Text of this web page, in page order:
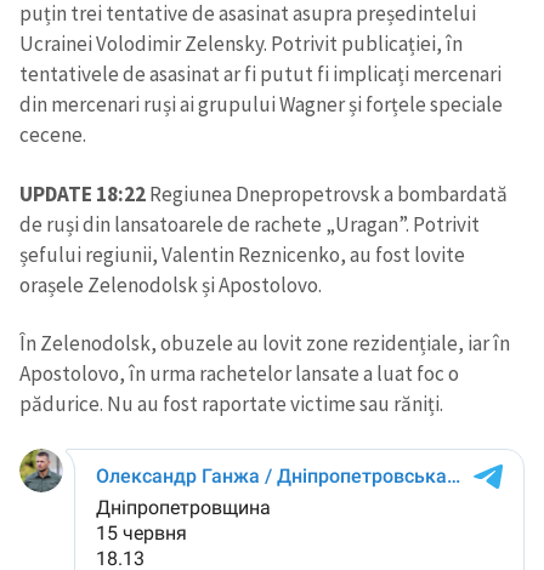
puțin trei tentative de asasinat asupra președintelui
Ucrainei Volodimir Zelensky. Potrivit publicației, în
tentativele de asasinat ar fi putut fi implicați mercenari
din mercenari ruși ai grupului Wagner și forțele speciale
cecene.
UPDATE 18:22Regiunea Dnepropetrovsk a bombardată
de ruși din lansatoarele de rachete „Uragan”. Potrivit
șefului regiunii, Valentin Reznicenko, au fost lovite
orașele Zelenodolsk și Apostolovo.
În Zelenodolsk, obuzele au lovit zone rezidențiale, iar în
Apostolovo, în urma rachetelor lansate a luat foc o
pădurice. Nu au fost raportate victime sau răniți.